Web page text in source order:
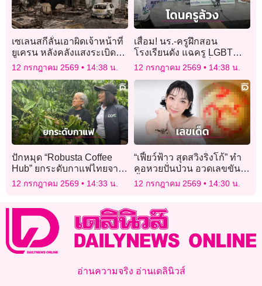
เซเลนสกีลั่นเอาผิดเจ้าหน้าที่
ยูเครน หลังคลังแสงระเบิด
นอกเคียฟ ดับอย่างน้อย 10
12 กรกฎาคม 2569 14:38 น.
เสื่อม! นร.-ครูฝึกสอน
โรงเรียนดัง แฉครู LGBT
อนาจารล้วงเป้าเหยื่อร่วม 30
12 กรกฎาคม 2569 14:38 น.
ปักหมุด “Robusta Coffee
Hub” ยกระดับกาแฟไทยจาก
แหล่งผลิตสู่ศูนย์กลางกาแฟ
คุณภาพ
12 กรกฎาคม 2569 14:33 น.
“เฟี้ยว์ฟ้าว สุดสวิงริงโก้” ทำ
คอหวยปั่นป่วน อวดเลขขัน
น้ำมนต์ชัดๆจนหลายคน
อวยพรว่ารวย!
12 กรกฎาคม 2569 14:30 น.
อ่านความจริง อ่านเดลินิวส์